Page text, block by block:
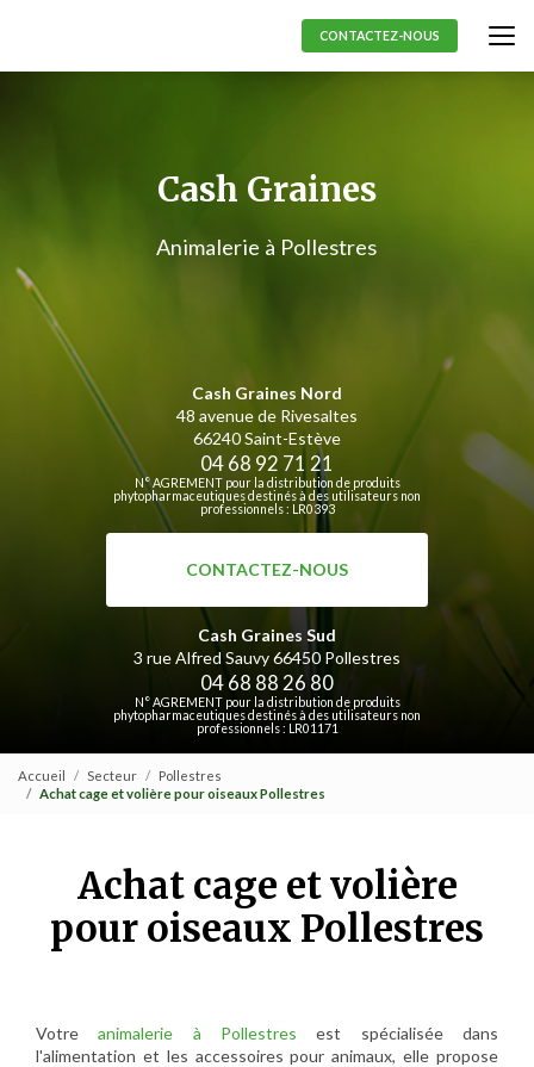
CONTACTEZ-NOUS
Cash Graines
Animalerie à Pollestres
Cash Graines Nord
48 avenue de Rivesaltes
66240 Saint-Estève
04 68 92 71 21
N° AGREMENT pour la distribution de produits
phytopharmaceutiques destinés à des utilisateurs non
professionnels : LR0393
CONTACTEZ-NOUS
Cash Graines Sud
3 rue Alfred Sauvy66450 Pollestres
04 68 88 26 80
N° AGREMENT pour la distribution de produits
phytopharmaceutiques destinés à des utilisateurs non
professionnels : LR01171
Accueil Secteur
Pollestres
Achat cage et volière pour oiseaux Pollestres
Achat cage et volière
pour oiseaux Pollestres
Votreanimalerie à Pollestres est spécialisée dans
l'alimentation et les accessoires pour animaux, elle propose